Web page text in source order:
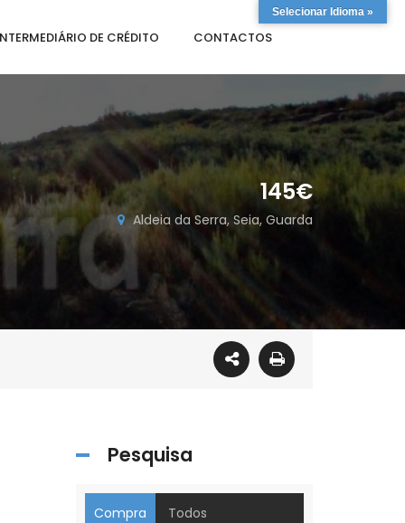
DE CRÉDITO CONTACTOS
145€
Aldeia da Serra, Seia, Guarda
Pesquisa
Compra Todos
Selecionar Idioma »